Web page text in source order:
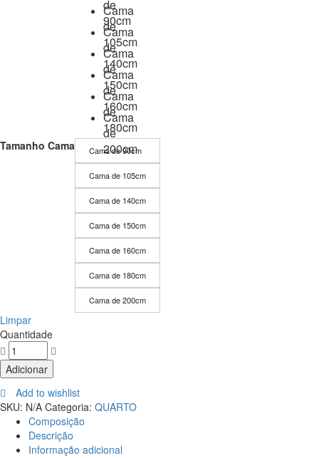
Tamanho Cama
de
90cm
Cama
de
105cm
Cama
de
140cm
Cama
de
150cm
Cama
de
160cm
Cama
de
180cm
Cama
de
200cm
Cama de 90cm
Cama de 105cm
Cama de 140cm
Cama de 150cm
Cama de 160cm
Cama de 180cm
Cama de 200cm
Limpar
Quantidade
Adicionar
Add to wishlist
SKU: N/A Categoria: QUARTO
Composição
Descrição
Informação adicional